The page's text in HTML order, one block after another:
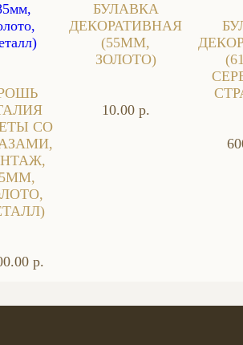
СО
р.
БУЛАВКА
ДЕКОРАТИВНАЯ
(55ММ,
ЗОЛОТО)
10.00 р.